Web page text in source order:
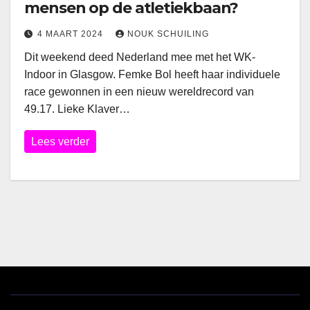
mensen op de atletiekbaan?
4 MAART 2024 NOUK SCHUILING
Dit weekend deed Nederland mee met het WK-
Indoor in Glasgow. Femke Bol heeft haar individuele
race gewonnen in een nieuw wereldrecord van
49.17. Lieke Klaver…
Lees verder